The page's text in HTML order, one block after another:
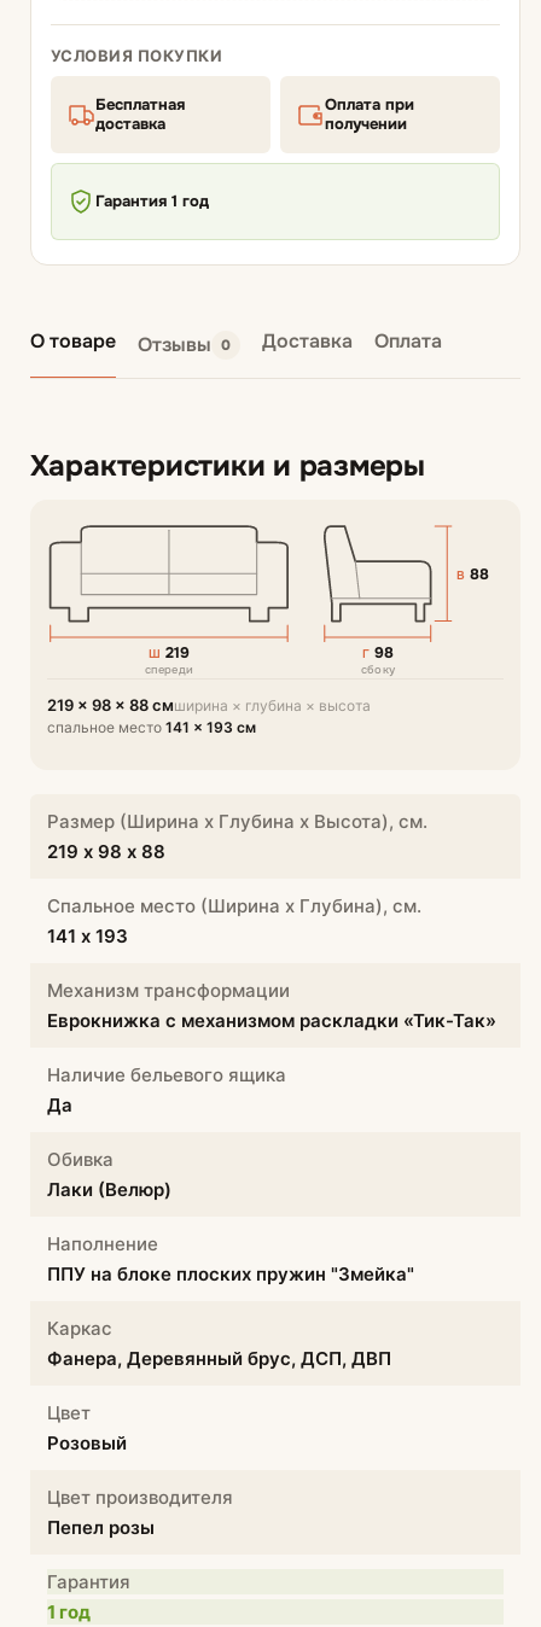
УСЛОВИЯ ПОКУПКИ
Бесплатная
доставка
Оплата при
получении
Гарантия 1 год
О товаре Отзывы 0 Доставка Оплата
Характеристики и размеры
Ш 219 Г98
В 88
спереди сбоку
219 × 98 × 88 смширина × глубина × высота
спальное место 141 × 193 см
Размер (Ширина х Глубина х Высота), см.
219 х 98 х 88
Спальное место (Ширина х Глубина), см.
141 х 193
Механизм трансформации
Еврокнижка с механизмом раскладки «Тик-Так»
Наличие бельевого ящика
Да
Обивка
Лаки (Велюр)
Наполнение
ППУ на блоке плоских пружин "Змейка"
Каркас
Фанера, Деревянный брус, ДСП, ДВП
Цвет
Розовый
Цвет производителя
Пепел розы
Гарантия
1 год